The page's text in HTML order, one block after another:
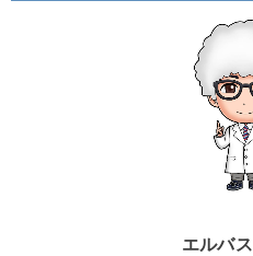
エルバス